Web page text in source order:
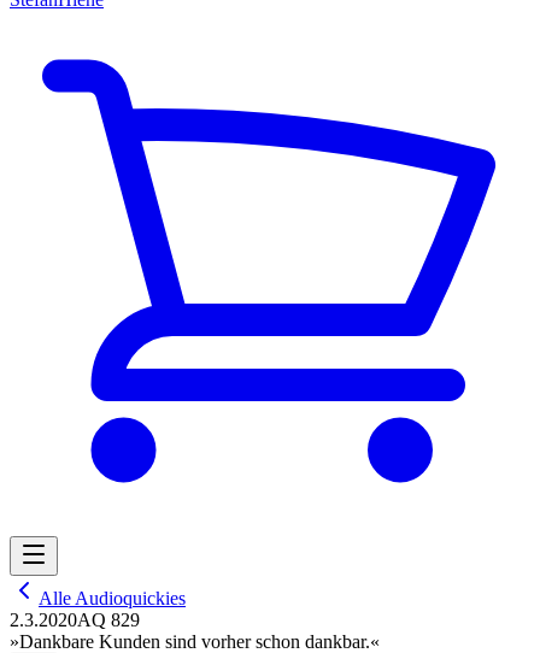
Alle Audioquickies
2.3.2020AQ 829
»Dankbare Kunden sind vorher schon dankbar.«